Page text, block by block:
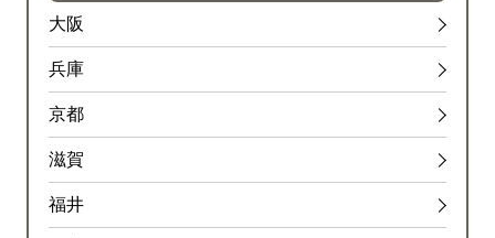
大阪
兵庫
京都
滋賀
福井